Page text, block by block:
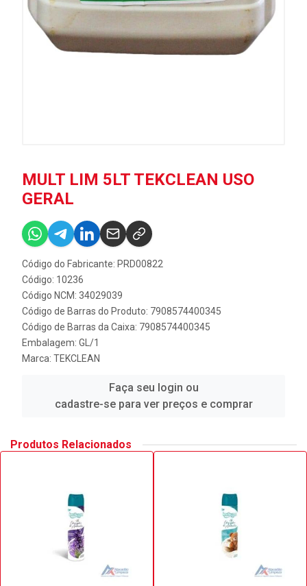
MULT LIM 5LT TEKCLEAN USO
GERAL
Código do Fabricante: PRD00822
Código: 10236
Código NCM: 34029039
Código de Barras do Produto: 7908574400345
Código de Barras da Caixa: 7908574400345
Embalagem: GL/1
Marca: TEKCLEAN
Faça seu login ou
cadastre-se para ver preços e comprar
Produtos Relacionados